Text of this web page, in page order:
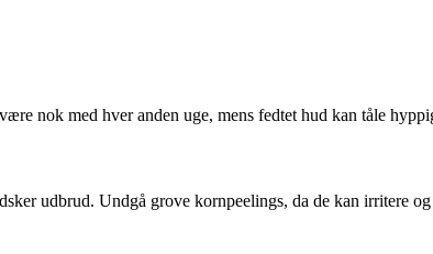
nok med hver anden uge, mens fedtet hud kan tåle
udbrud. Undgå grove kornpeelings, da de kan irritere